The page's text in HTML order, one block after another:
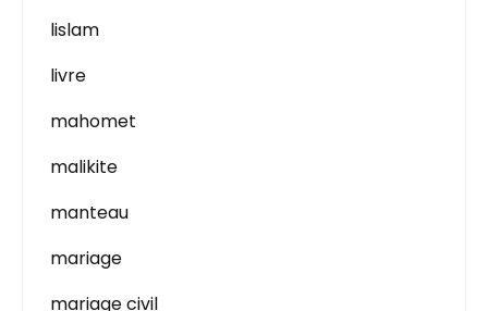
lislam
livre
mahomet
malikite
manteau
mariage
mariage civil